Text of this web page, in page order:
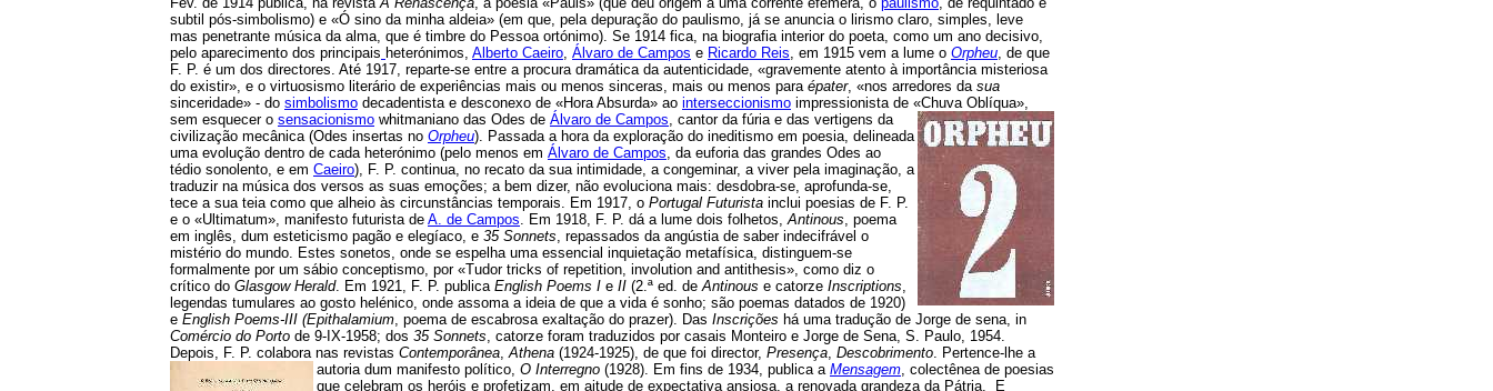
subtil pós-simbolismo) e «Ó sino da minha aldeia» (em que, pela depuração do paulismo, já se anuncia o lirismo claro, simples, leve
mas penetrante música da alma, que é timbre do Pessoa ortónimo). Se 1914 fica, na biografia interior do poeta, como um ano decisivo,
pelo aparecimento dos principais heterónimos, Alberto Caeiro, Álvaro de Campos e Ricardo Reis, em 1915 vem a lume o Orpheu, de que
F. P. é um dos directores. Até 1917, reparte-se entre a procura dramática da autenticidade, «gravemente atento à importância misteriosa
do existir», e o virtuosismo literário de experiências mais ou menos sinceras, mais ou menos para épater, «nos arredores da sua
sinceridade» - do simbolismo decadentista e desconexo de «Hora Absurda» ao interseccionismo impressionista de «Chuva Oblíqua»,
sem esquecer o sensacionismo whitmaniano das Odes de Álvaro de Campos, cantor da fúria e das vertigens da
civilização mecânica (Odes insertas no Orpheu). Passada a hora da exploração do ineditismo em poesia, delineada
uma evolução dentro de cada heterónimo (pelo menos em Álvaro de Campos, da euforia das grandes Odes ao
tédio sonolento, e em Caeiro), F. P. continua, no recato da sua intimidade, a congeminar, a viver pela imaginação, a
traduzir na música dos versos as suas emoções; a bem dizer, não evoluciona mais: desdobra-se, aprofunda-se,
tece a sua teia como que alheio às circunstâncias temporais. Em 1917, o Portugal Futurista inclui poesias de F. P.
e o «Ultimatum», manifesto futurista de A. de Campos. Em 1918, F. P. dá a lume dois folhetos,Antinous, poema
em inglês, dum esteticismo pagão e elegíaco, e 35 Sonnets, repassados da angústia de saber indecifrável o
mistério do mundo. Estes sonetos, onde se espelha uma essencial inquietação metafísica, distinguem-se
formalmente por um sábio conceptismo, por «Tudor tricks of repetition, involution and antithesis», como diz o
crítico do Glasgow Herald. Em 1921, F. P. publica English Poems I e II (2.ª ed. deAntinous e catorze Inscriptions,
legendas tumulares ao gosto helénico, onde assoma a ideia de que a vida é sonho; são poemas datados de 1920)
e English Poems-III (Epithalamium, poema de escabrosa exaltação do prazer). Das Inscrições há uma tradução de Jorge de sena, in
Comércio do Porto de 9-IX-1958; dos 35 Sonnets, catorze foram traduzidos por casais Monteiro e Jorge de Sena, S. Paulo, 1954.
Depois, F. P. colabora nas revistas Contemporânea,Athena (1924-1925), de que foi director, Presença, Descobrimento. Pertence-lhe a
autoria dum manifesto político, O Interregno (1928). Em fins de 1934, publica a Mensagem, colectênea de poesias
que celebram os heróis e profetizam, em aitude de expectativa ansiosa, a renovada grandeza da Pátria. E